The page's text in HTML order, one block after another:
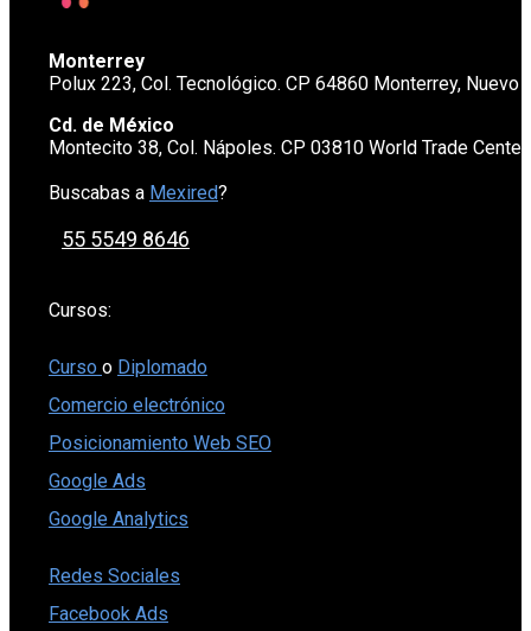
Monterrey
Polux 223, Col. Tecnológico. CP 64860 Monterrey, Nuevo
Cd. de México
Montecito 38, Col. Nápoles. CP 03810 World Trade
Buscabas a Mexired?
55 5549 8646
Cursos:
Curso o Diplomado
Comercio electrónico
Posicionamiento Web SEO
Google Ads
Google Analytics
Redes Sociales
Facebook Ads